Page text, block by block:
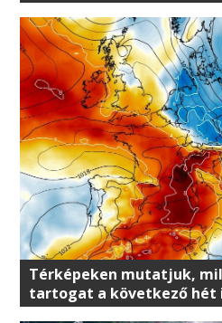
Térképeken mutatjuk,
tartogat a következő hét